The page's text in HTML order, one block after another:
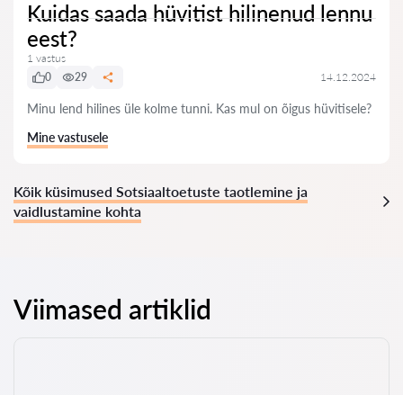
Kuidas saada hüvitist hilinenud lennu
eest?
1 vastus
0
29 14.12.2024
Minu lend hilines üle kolme tunni. Kas mul on õigus hüvitisele?
Mine vastusele
Kõik küsimused Sotsiaaltoetuste taotlemine ja
vaidlustamine kohta
Viimased artiklid